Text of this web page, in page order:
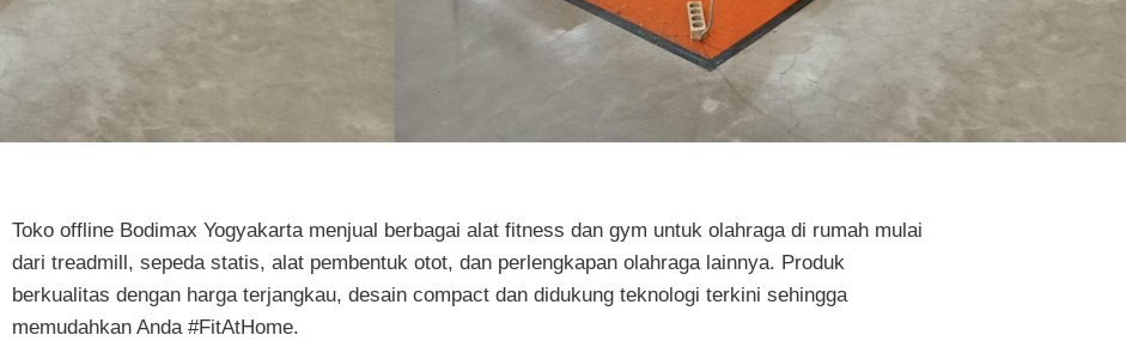
Toko offline Bodimax Yogyakarta menjual berbagai alat fitness dan gym untuk olahraga di rumah mulai
dari treadmill, sepeda statis, alat pembentuk otot, dan perlengkapan olahraga lainnya. Produk
berkualitas dengan harga terjangkau, desain compact dan didukung teknologi terkini sehingga
memudahkan Anda #FitAtHome.